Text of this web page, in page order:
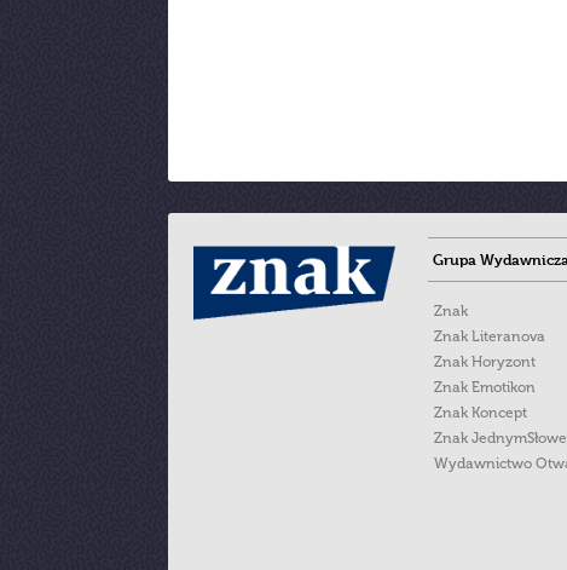
Grupa
Znak
Znak Literanova
Znak Horyzont
Znak Emotikon
Znak Koncept
Znak
Wydawnictwo